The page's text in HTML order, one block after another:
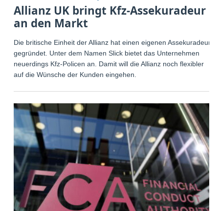
Allianz UK bringt Kfz-Assekuradeur
an den Markt
Die britische Einheit der Allianz hat einen eigenen Assekuradeur
gegründet. Unter dem Namen Slick bietet das Unternehmen
neuerdings Kfz-Policen an. Damit will die Allianz noch flexibler
auf die Wünsche der Kunden eingehen.